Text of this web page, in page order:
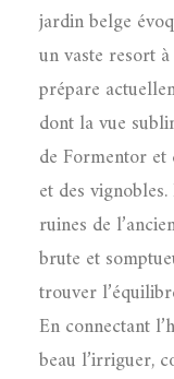
jardin belge
un vaste resort
prépare
dont la vue
de Formentor
et des
ruines de
brute et
trouver
En connectant
beau l’irriguer,